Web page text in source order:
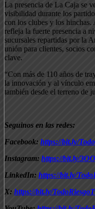
La presencia de La Caja se
visibilidad durante los
con los clubes y los hinchas.
refleja la fuerte presencia a
sucursales repartidas por la
unión para clientes, socios
clave.
“Con más de 110 años de
la innovación y al vínculo
también desde el terreno de
Seguinos en las redes:
Facebook: https://bit.ly/
Instagram: https://bit.ly/
LinkedIn: https://bit.ly/
X: https://bit.ly/